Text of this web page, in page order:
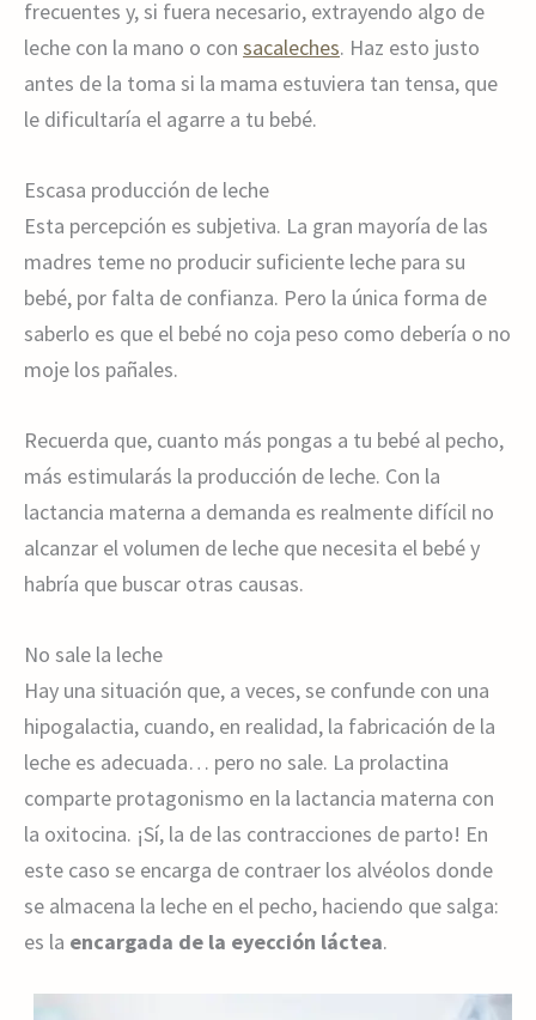
frecuentes y, si fuera necesario, extrayendo algo de
leche con la mano o con sacaleches. Haz esto justo
antes de la toma si la mama estuviera tan tensa, que
le dificultaría el agarre a tu bebé.
Escasa producción de leche
Esta percepción es subjetiva. La gran mayoría de las
madres teme no producir suficiente leche para su
bebé, por falta de confianza. Pero la única forma de
saberlo es que el bebé no coja peso como debería o no
moje los pañales.
Recuerda que, cuanto más pongas a tu bebé al pecho,
más estimularás la producción de leche. Con la
lactancia materna a demanda es realmente difícil no
alcanzar el volumen de leche que necesita el bebé y
habría que buscar otras causas.
No sale la leche
Hay una situación que, a veces, se confunde con una
hipogalactia, cuando, en realidad, la fabricación de la
leche es adecuada… pero no sale. La prolactina
comparte protagonismo en la lactancia materna con
la oxitocina. ¡Sí, la de las contracciones de parto! En
este caso se encarga de contraer los alvéolos donde
se almacena la leche en el pecho, haciendo que salga:
es la encargada de la eyección láctea.